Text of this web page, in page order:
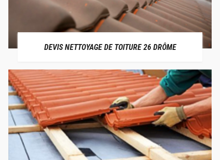
DEVIS NETTOYAGE DE TOITURE 26 DRÔME